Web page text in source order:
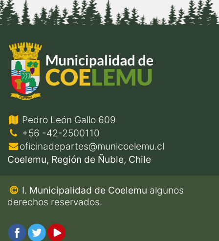
Pedro León Gallo 609
+56 -42-2500110
oficinadepartes@municoelemu.cl
Coelemu, Región de Ñuble, Chile
I. Municipalidad de Coelemu algunos
derechos reservados.